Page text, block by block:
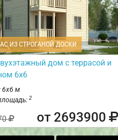
ИЗ СТРОГАНОЙ ДОСКИ
дом с террасой и
6х6
6х6 м
2
от 2693900